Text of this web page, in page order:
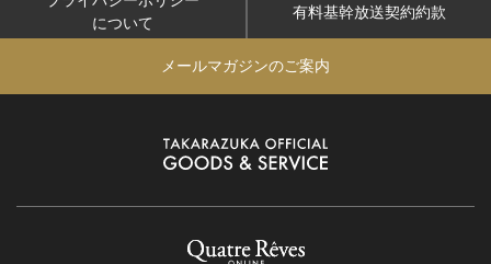
について
有料基幹放送契約約款
メールマガジンのご案内